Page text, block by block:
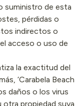
suministro de esta
pérdidas o
indirectos o
acceso o uso de
la exactitud del
‘Carabela Beach
daños o los virus
propiedad suya